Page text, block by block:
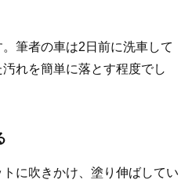
筆者の車は2日前に洗車して
れを簡単に落とす程度でし
に吹きかけ、塗り伸ばしてい